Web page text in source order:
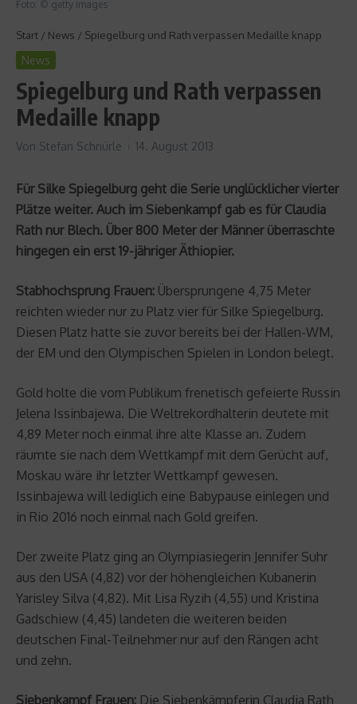
Foto: © getty images
Start / News / Spiegelburg und Rath verpassen Medaille knapp
News
Spiegelburg und Rath verpassen
Medaille knapp
Von Stefan Schnürle 14. August 2013
Für Silke Spiegelburg geht die Serie unglücklicher vierter
Plätze weiter. Auch im Siebenkampf gab es für Claudia
Rath nur Blech. Über 800 Meter der Männer überraschte
hingegen ein erst 19-jähriger Äthiopier.
Stabhochsprung Frauen: Übersprungene 4,75 Meter
reichten wieder nur zu Platz vier für Silke Spiegelburg.
Diesen Platz hatte sie zuvor bereits bei der Hallen-WM,
der EM und den Olympischen Spielen in London belegt.
Gold holte die vom Publikum frenetisch gefeierte Russin
Jelena Issinbajewa. Die Weltrekordhalterin deutete mit
4,89 Meter noch einmal ihre alte Klasse an. Zudem
räumte sie nach dem Wettkampf mit dem Gerücht auf,
Moskau wäre ihr letzter Wettkampf gewesen.
Issinbajewa will lediglich eine Babypause einlegen und
in Rio 2016 noch einmal nach Gold greifen.
Der zweite Platz ging an Olympiasiegerin Jennifer Suhr
aus den USA (4,82) vor der höhengleichen Kubanerin
Yarisley Silva (4,82). Mit Lisa Ryzih (4,55) und Kristina
Gadschiew (4,45) landeten die weiteren beiden
deutschen Final-Teilnehmer nur auf den Rängen acht
und zehn.
Siebenkampf Frauen: Die Siebenkämpferin Claudia Rath